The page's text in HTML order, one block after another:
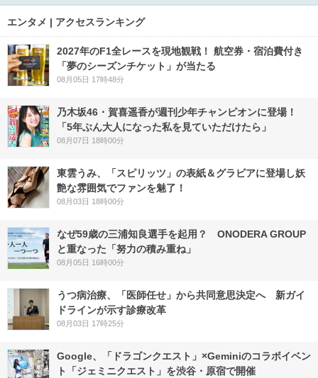
エンタメ | アクセスランキング
2027年のF1全レースを現地観戦！ 航空券・宿泊費付き
「夢のシーズンチケット」が当たる
08月05日 17時48分
乃木坂46・賀喜遥香が週刊少年チャンピオンに登場！
「5年ぶん大人になった私を見ていただけたら」
08月07日 18時00分
東雲うみ、「スピリッツ」の表紙＆グラビアに登場し妖
艶な雰囲気でファンを魅了！
08月03日 18時00分
なぜ59歳の三浦知良選手を起用？ ONODERA GROUP
と重なった「努力の積み重ね」
08月05日 16時00分
うつ病治療、「医師任せ」から共同意思決定へ 新ガイ
ドラインが示す診療改革
08月03日 17時25分
Google、「ドラゴンクエスト」×Geminiのコラボイベン
ト「ジェミニクエスト」を渋谷・原宿で開催